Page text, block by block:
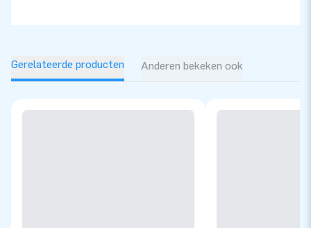
Gerelateerde producten Anderen bekeken ook